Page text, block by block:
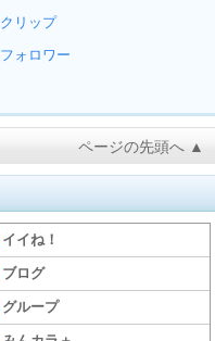
クリップ
フォロワー
ページの先頭へ ▲
イイね！
ブログ
グループ